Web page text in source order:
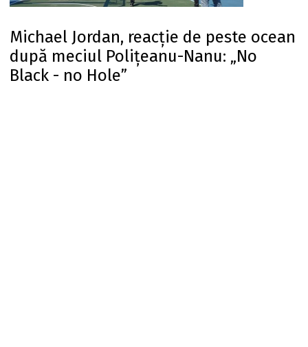
Michael Jordan, reacție de peste ocean
după meciul Polițeanu-Nanu: „No
Black - no Hole”